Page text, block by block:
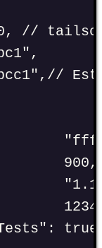
, //
" ,
" , //
"fff
900,
"
" : true